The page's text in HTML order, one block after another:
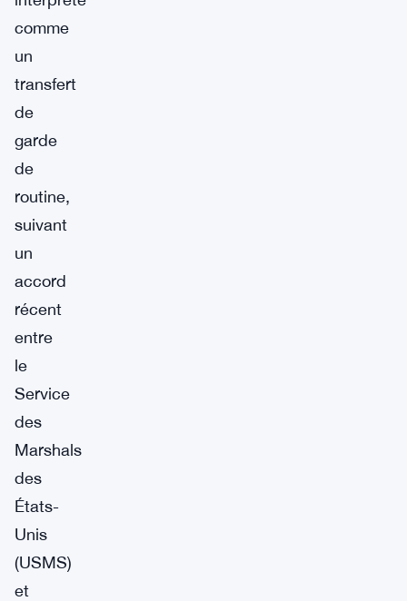
comme
un
transfert
de
garde
de
routine,
suivant
un
accord
récent
entre
le
Service
des
Marshals
des
États-
Unis
(USMS)
et